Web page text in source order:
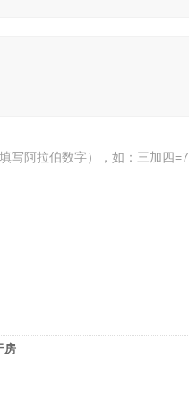
写阿拉伯数字），如：三加四=7
房